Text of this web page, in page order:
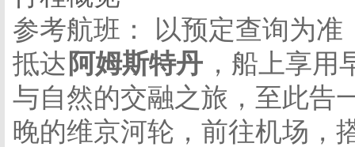
参考航班： 以预定查询为准
抵达 阿姆斯特丹 ，船上享
与自然的交融之旅，至此告
晚的维京河轮，前往机场，